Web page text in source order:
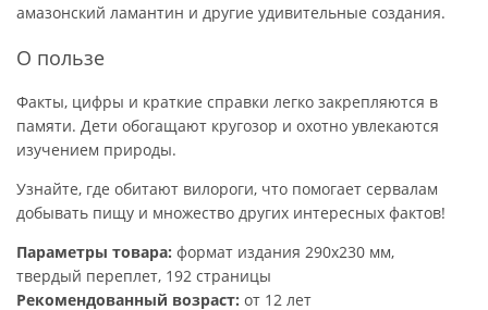
амазонский ламантин и другие удивительные создания.
О пользе
Факты, цифры и краткие справки легко закрепляются в
памяти. Дети обогащают кругозор и охотно увлекаются
изучением природы.
Узнайте, где обитают вилороги, что помогает сервалам
добывать пищу и множество других интересных фактов!
Параметры товара: формат издания 290х230 мм,
твердый переплет, 192 страницы
Рекомендованный возраст: от 12 лет